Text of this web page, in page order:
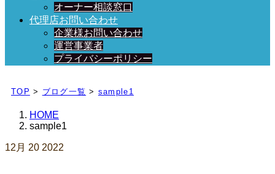
オーナー相談窓口
代理店お問い合わせ
企業様お問い合わせ
運営事業者
プライバシーポリシー
日々、ブログを更新中！
TOP > ブログ一覧 > sample1
HOME
sample1
12月 20 2022